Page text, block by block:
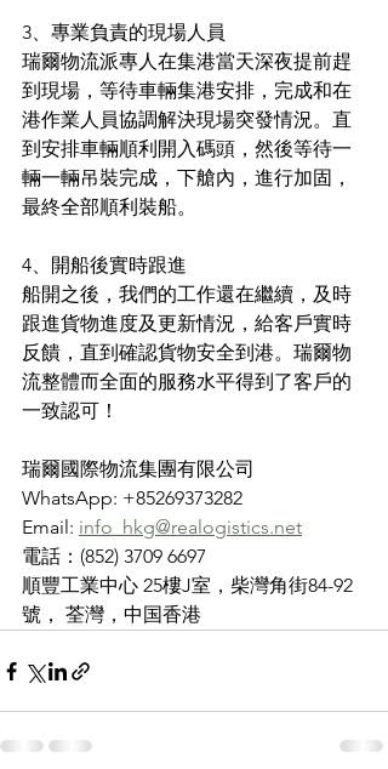
3、專業負責的現場人員
瑞爾物流派專人在集港當天深夜提前趕
到現場，等待車輛集港安排，完成和在
港作業人員協調解決現場突發情況。直
到安排車輛順利開入碼頭，然後等待一
輛一輛吊裝完成，下艙內，進行加固，
最終全部順利裝船。
4、開船後實時跟進
船開之後，我們的工作還在繼續，及時
跟進貨物進度及更新情況，給客戶實時
反饋，直到確認貨物安全到港。瑞爾物
流整體而全面的服務水平得到了客戶的
一致認可！
瑞爾國際物流集團有限公司
WhatsApp: +85269373282
Email: info_hkg@realogistics.net
電話：(852) 3709 6697
順豐工業中心 25樓J室，柴灣角街84-92
號， 荃灣，中国香港